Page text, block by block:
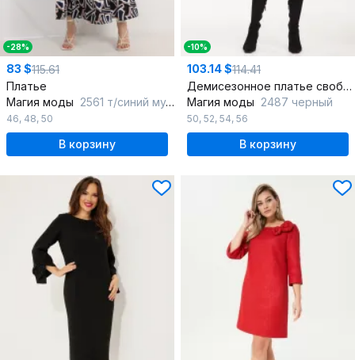
-28%
83 $115.61
Платье
Магия моды 2561 т/синий мультиколор
46, 48, 50
В корзину
-10%
103.14 $114.41
Демисезонное платье свободного кроя с карманами и разрезами
Магия моды 2487 черный
50, 52, 54, 56
В корзину